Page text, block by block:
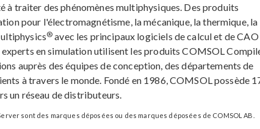
traiter des phénomènes multiphysiques. Des produits
pour l'électromagnétisme, la mécanique, la thermique, la
® avec les principaux logiciels de calcul et de CAO
experts en simulation utilisent les produits COMSOL
auprès des équipes de conception, des départements de
à travers le monde. Fondé en 1986, COMSOL possède
un réseau de distributeurs.
sont des marques déposées ou des marques déposées de COMSOL AB.